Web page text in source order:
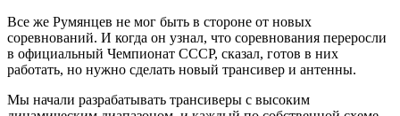
Все же Румянцев не мог быть в стороне от новых
соревнований. И когда он узнал, что соревнования переросли
в официальный Чемпионат СССР, сказал, готов в них
работать, но нужно сделать новый трансивер и антенны.
Мы начали разрабатывать трансиверы с высоким